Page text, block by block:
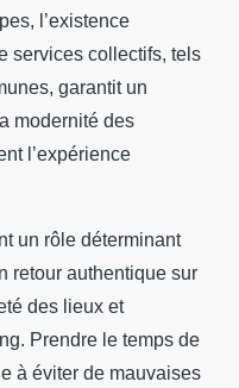
l’existence
services collectifs, tels
garantit un
modernité des
l’expérience
un rôle déterminant
retour authentique sur
des lieux et
Prendre le temps de
à éviter de mauvaises